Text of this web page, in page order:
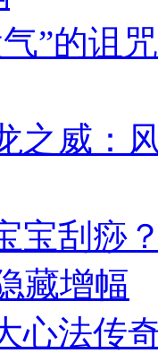
”的诅
之威：
宝刮痧
藏增幅
心法传